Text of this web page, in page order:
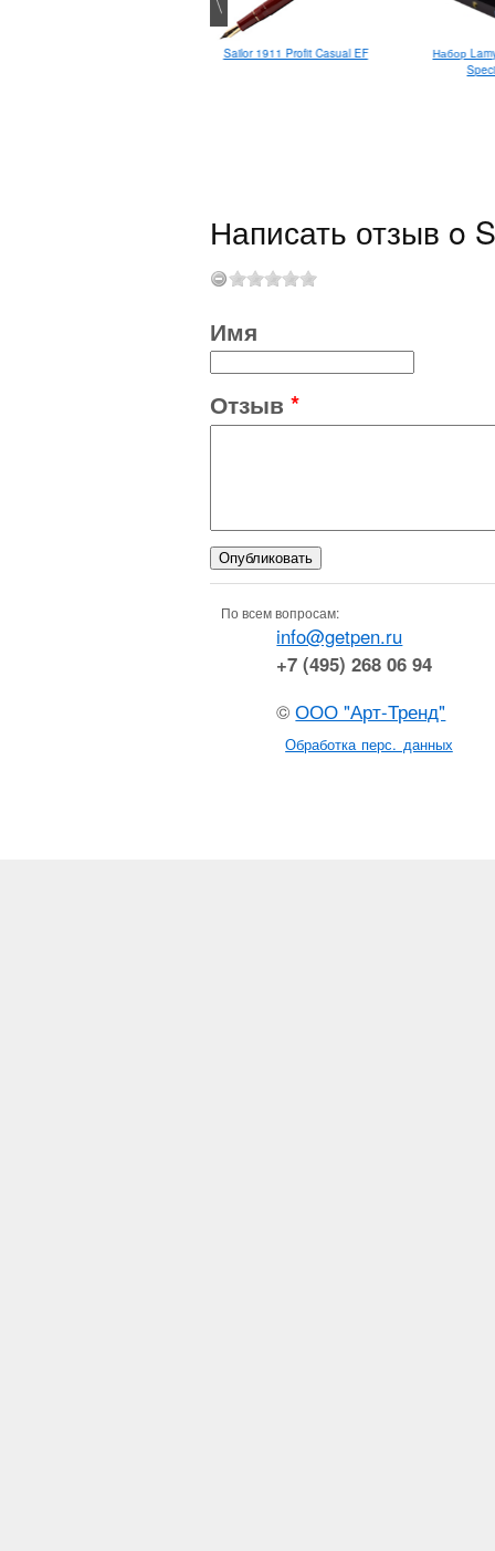
Sailor 1911 Profit Casual EF
Набор
Написать отзыв o
Имя
Отзыв *
По всем вопросам:
info@getpen.ru
+7 (495) 268 06 94
©ООО "Арт-Тренд"
Обработка перс. данных